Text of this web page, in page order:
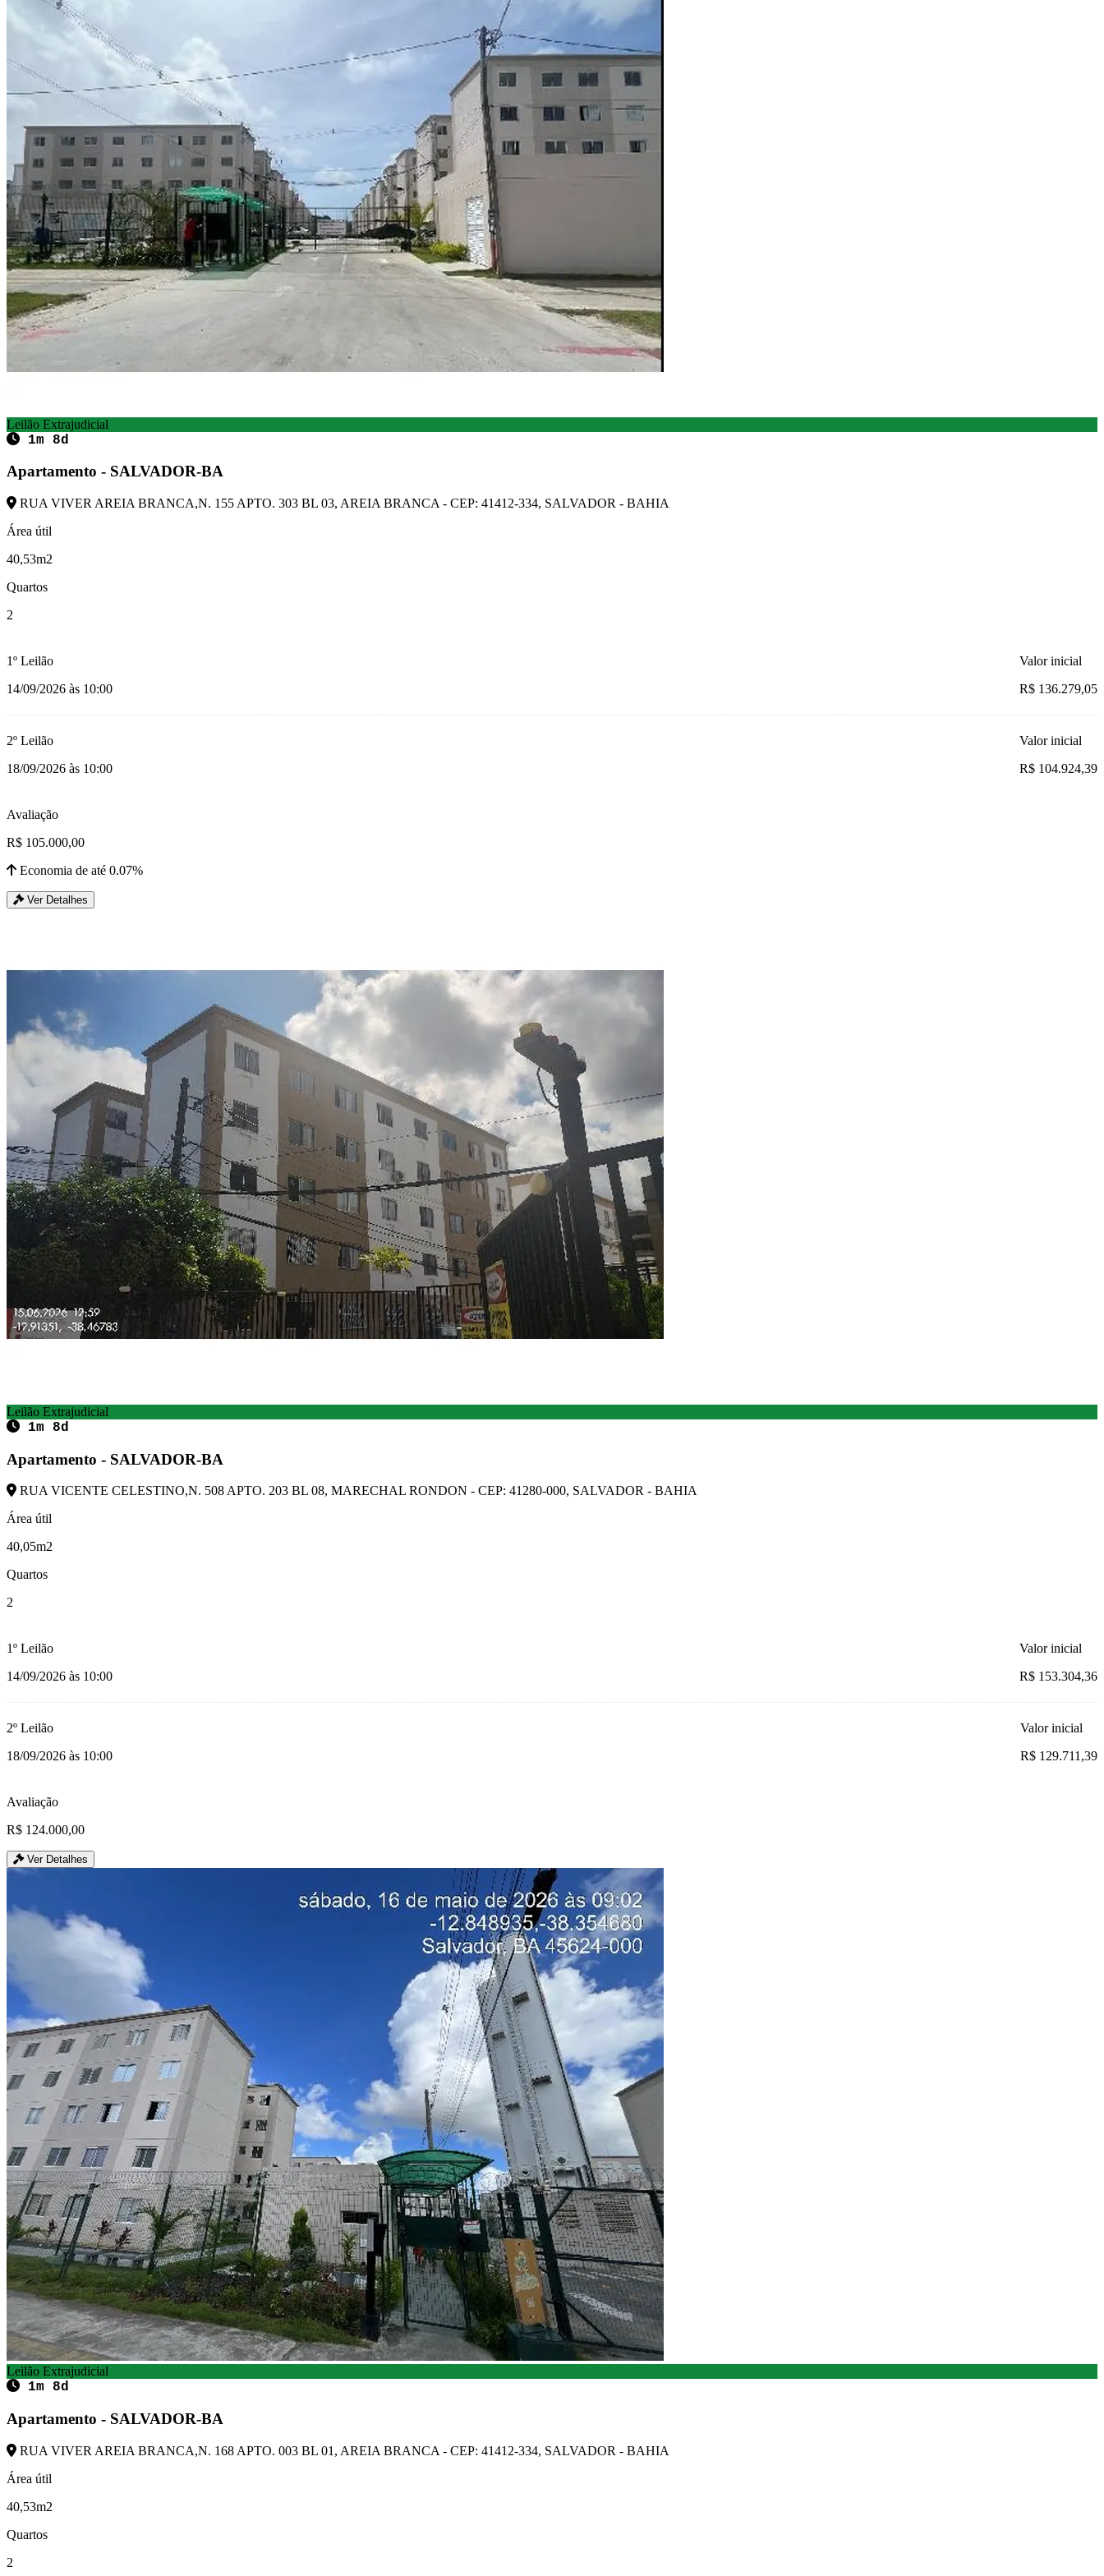
Leilão Extrajudicial
1m 8d
Apartamento - SALVADOR-BA
RUA VIVER AREIA BRANCA,N. 155 APTO. 303 BL 03, AREIA BRANCA - CEP: 41412-334, SALVADOR - BAHIA
Área útil
40,53m2
Quartos
2
1º Leilão
14/09/2026 às 10:00
Valor inicial
R$ 136.279,05
2º Leilão
18/09/2026 às 10:00
Valor inicial
R$ 104.924,39
Avaliação
R$ 105.000,00
Economia de até 0.07%
Ver Detalhes
Leilão Extrajudicial
1m 8d
Apartamento - SALVADOR-BA
RUA VICENTE CELESTINO,N. 508 APTO. 203 BL 08, MARECHAL RONDON - CEP: 41280-000, SALVADOR - BAHIA
Área útil
40,05m2
Quartos
2
1º Leilão
14/09/2026 às 10:00
Valor inicial
R$ 153.304,36
2º Leilão
18/09/2026 às 10:00
Valor inicial
R$ 129.711,39
Avaliação
R$ 124.000,00
Ver Detalhes
Leilão Extrajudicial
1m 8d
Apartamento - SALVADOR-BA
RUA VIVER AREIA BRANCA,N. 168 APTO. 003 BL 01, AREIA BRANCA - CEP: 41412-334, SALVADOR - BAHIA
Área útil
40,53m2
Quartos
2